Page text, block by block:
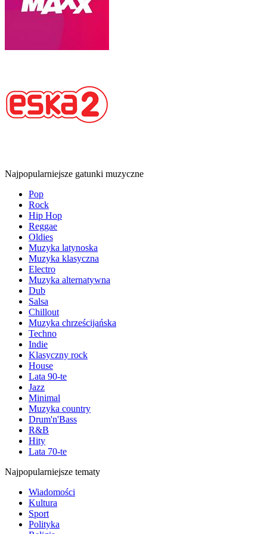
Najpopularniejsze gatunki muzyczne
Pop
Rock
Hip Hop
Reggae
Oldies
Muzyka latynoska
Muzyka klasyczna
Electro
Muzyka alternatywna
Dub
Salsa
Chillout
Muzyka chrześcijańska
Techno
Indie
Klasyczny rock
House
Lata 90-te
Jazz
Minimal
Muzyka country
Drum'n'Bass
R&B
Hity
Lata 70-te
Najpopularniejsze tematy
Wiadomości
Kultura
Sport
Polityka